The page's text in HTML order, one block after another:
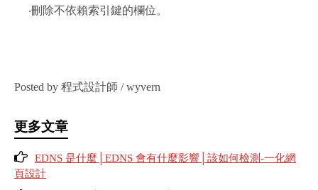
‧刪除不依賴索引鍵的欄位。
Posted by 程式設計師 / wyvern
更多文章
EDNS 是什麼│EDNS 會有什麼影響│該如何檢測-一化網
頁設計